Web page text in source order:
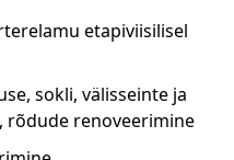
etapiviisilisel
sokli, välisseinte ja
rõdude renoveerimine